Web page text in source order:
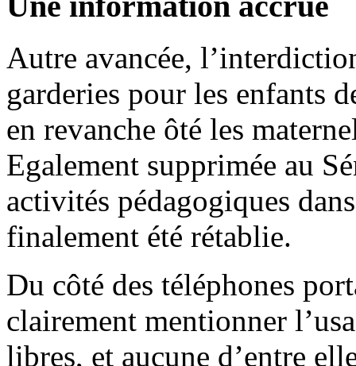
Autre avancée,
garderies pour les enfants
en revanche ôté les
Egalement supprimée au
activités pédagogiques
finalement été rétablie.
Du côté des téléphones
clairement mentionner
libres, et aucune d’entre